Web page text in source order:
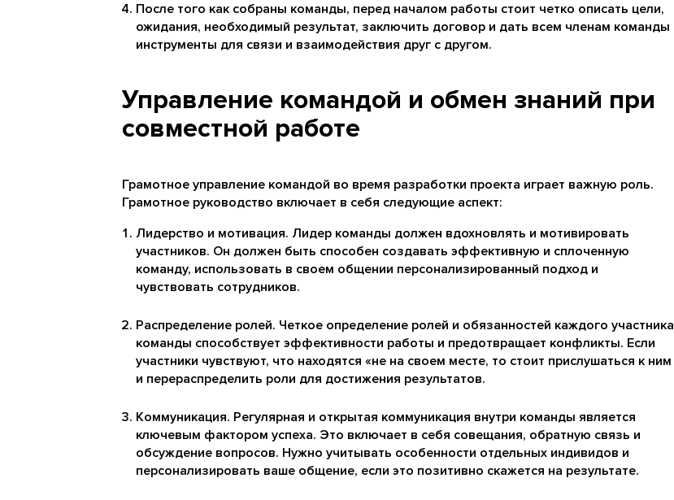
После того как собраны команды, перед началом работы стоит четко описать цели,
ожидания, необходимый результат, заключить договор и дать всем членам команды
инструменты для связи и взаимодействия друг с другом.
Управление командой и обмен знаний при
совместной работе
Грамотное управление командой во время разработки проекта играет важную роль.
Грамотное руководство включает в себя следующие аспект:
Лидерство и мотивация. Лидер команды должен вдохновлять и мотивировать
участников. Он должен быть способен создавать эффективную и сплоченную
команду, использовать в своем общении персонализированный подход и
чувствовать сотрудников.
Распределение ролей. Четкое определение ролей и обязанностей каждого участника
команды способствует эффективности работы и предотвращает конфликты. Если
участники чувствуют, что находятся «не на своем месте, то стоит прислушаться к ним
и перераспределить роли для достижения результатов.
Коммуникация. Регулярная и открытая коммуникация внутри команды является
ключевым фактором успеха. Это включает в себя совещания, обратную связь и
обсуждение вопросов. Нужно учитывать особенности отдельных индивидов и
персонализировать ваше общение, если это позитивно скажется на результате.